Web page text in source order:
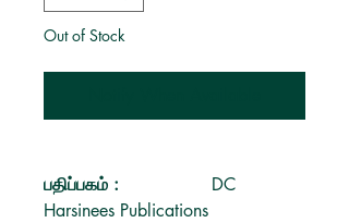
Out of Stock
பதிப்பகம் :
DC
Harsinees Publications